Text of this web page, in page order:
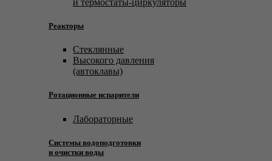
Реакторы
Стеклянные
Высокого давления
(автоклавы)
Ротационные испарители
Лабораторные
Системы водоподготовки
и очистки воды